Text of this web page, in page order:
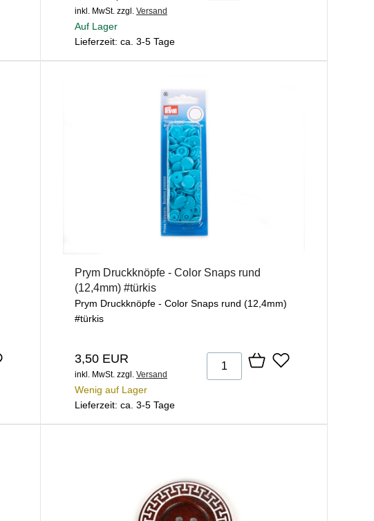
inkl. MwSt. zzgl. Versand
Auf Lager
Lieferzeit: ca. 3-5 Tage
Prym Druckknöpfe - Color Snaps rund
(12,4mm) #türkis
Prym Druckknöpfe - Color Snaps rund (12,4mm)
#türkis
3,50 EUR
inkl. MwSt. zzgl. Versand
Wenig auf Lager
Lieferzeit: ca. 3-5 Tage